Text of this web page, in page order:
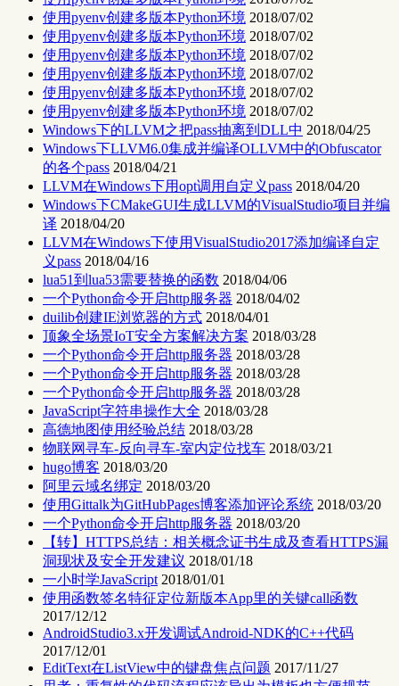
使用pyenv创建多版本Python环境 2018/07/02
使用pyenv创建多版本Python环境 2018/07/02
使用pyenv创建多版本Python环境 2018/07/02
使用pyenv创建多版本Python环境 2018/07/02
使用pyenv创建多版本Python环境 2018/07/02
使用pyenv创建多版本Python环境 2018/07/02
Windows下的LLVM之把pass抽离到DLL中 2018/04/25
Windows下LLVM6.0集成并编译OLLVM中的Obfuscator
的各个pass 2018/04/21
LLVM在Windows下用opt调用自定义pass 2018/04/20
Windows下CMakeGUI生成LLVM的VisualStudio项目并编
译 2018/04/20
LLVM在Windows下使用VisualStudio2017添加编译自定
义pass 2018/04/16
lua51到lua53需要替换的函数 2018/04/06
一个Python命令开启http服务器 2018/04/02
duilib创建IE浏览器的方式 2018/04/01
顶象全场景IoT安全方案解决方案 2018/03/28
一个Python命令开启http服务器 2018/03/28
一个Python命令开启http服务器 2018/03/28
一个Python命令开启http服务器 2018/03/28
JavaScript字符串操作大全 2018/03/28
高德地图使用经验总结 2018/03/28
物联网寻车-反向寻车-室内定位找车 2018/03/21
hugo博客 2018/03/20
阿里云域名绑定 2018/03/20
使用Gittalk为GitHubPages博客添加评论系统 2018/03/20
一个Python命令开启http服务器 2018/03/20
【转】HTTPS总结：相关概念证书生成及查看HTTPS漏
洞现状及安全开发建议 2018/01/18
一小时学JavaScript 2018/01/01
使用函数签名特征定位新版本App里的关键call函数
2017/12/12
AndroidStudio3.x开发调试Android-NDK的C++代码
2017/12/01
EditText在ListView中的键盘焦点问题 2017/11/27